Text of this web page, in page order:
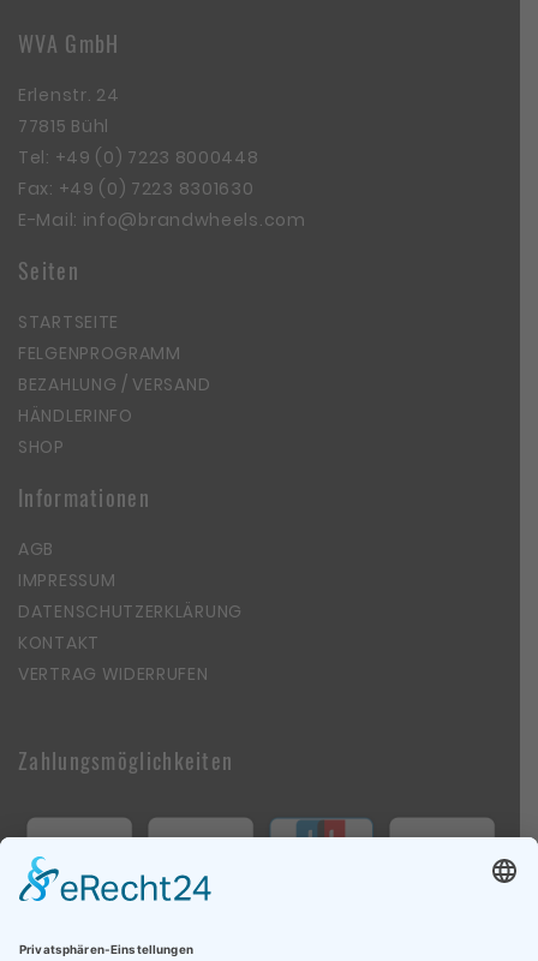
WVA GmbH
Erlenstr. 24
77815 Bühl
Tel: +49 (0) 7223 8000448
Fax: +49 (0) 7223 8301630
E-Mail: info@brandwheels.com
Seiten
STARTSEITE
FELGENPROGRAMM
BEZAHLUNG / VERSAND
HÄNDLERINFO
SHOP
Informationen
AGB
IMPRESSUM
DATENSCHUTZERKLÄRUNG
KONTAKT
VERTRAG WIDERRUFEN
Zahlungsmöglichkeiten